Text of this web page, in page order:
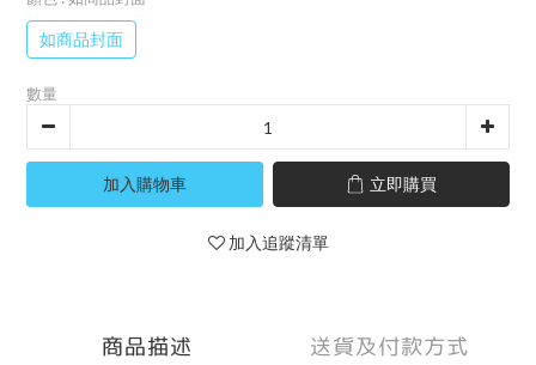
如商品封面
數量
加入購物車 立即購買
加入追蹤清單
商品描述 送貨及付款方式